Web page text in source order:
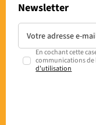
Newsletter
En cochant cette
communications de
d'utilisation